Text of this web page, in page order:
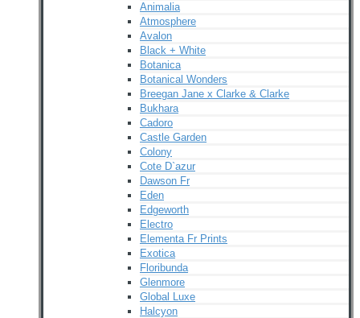
Animalia
Atmosphere
Avalon
Black + White
Botanica
Botanical Wonders
Breegan Jane x Clarke & Clarke
Bukhara
Cadoro
Castle Garden
Colony
Cote D`azur
Dawson Fr
Eden
Edgeworth
Electro
Elementa Fr Prints
Exotica
Floribunda
Glenmore
Global Luxe
Halcyon